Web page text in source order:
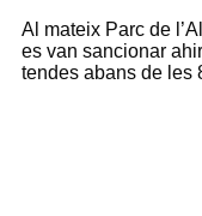
Al mateix Parc de
es van sancionar
tendes abans de les